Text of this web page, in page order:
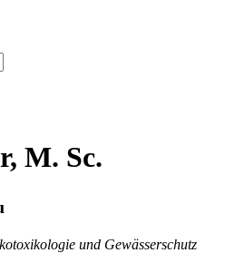
M. Sc.
und Gewässerschutz